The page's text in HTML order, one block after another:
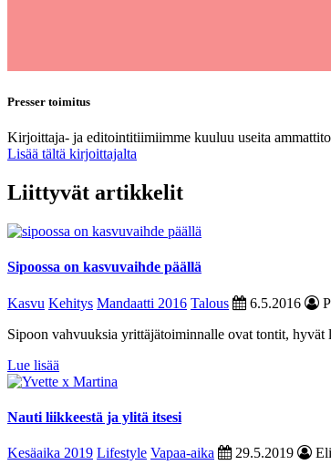
Presser toimitus
Kirjoittaja- ja editointitiimiimme kuuluu useita
Lisää tältä kirjoittajalta
Liittyvät artikkelit
Sipoossa on kasvuvaihde päällä
Kasvu Kehitys Mandaatti 2016 Talous 6.5.2016
Sipoon vahvuuksia yrittäjätoiminnalle ovat tontit,
Lue lisää
Nauti liikkeestä ja ylitä itsesi
Kesäaika 2019 Lifestyle Vapaa-aika 29.5.2019